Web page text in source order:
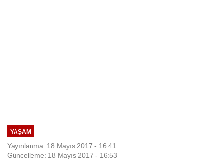
YAŞAM
Yayınlanma: 18 Mayıs 2017 - 16:41
Güncelleme: 18 Mayıs 2017 - 16:53